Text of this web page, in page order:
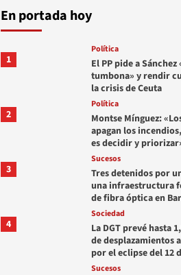
En portada hoy
1
Política
El PP pide a
tumbona» y rendir
la crisis de Ceuta
2
Política
Montse Mínguez:
apagan los
es decidir y
3
Sucesos
Tres detenidos por
una infraestructura
de fibra óptica en
4
Sociedad
La DGT prevé hasta
de desplazamientos
por el eclipse del 12
Sucesos